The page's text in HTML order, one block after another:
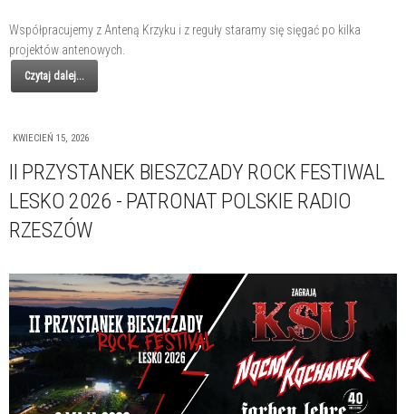
Współpracujemy z Anteną Krzyku i z reguły staramy się sięgać po kilka
projektów antenowych.
Czytaj dalej...
KWIECIEŃ 15, 2026
II PRZYSTANEK BIESZCZADY ROCK FESTIWAL
LESKO 2026 - PATRONAT POLSKIE RADIO
RZESZÓW